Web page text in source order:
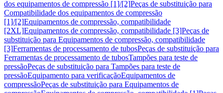
dos equipamentos de compressão [1]/[2]Peças de substituição para
Compatibilidade dos equipamentos de compressão
[1]/[2]Equipamentos de compressão, compatibilidade
[2XL]Equipamentos de compressão, compatibilidade [3]Peças de
substituição para Equipamentos de compressão, compatibilidade
[3]Ferramentas de processamento de tubosPeças de substituição para
Ferramentas de processamento de tubosTampões para teste de
pressãoPeças de substituição para Tampões para teste de
pressãoEquipamento para verificaçãoEquipamentos de
compressãoPeças de substituição para Equipamentos de